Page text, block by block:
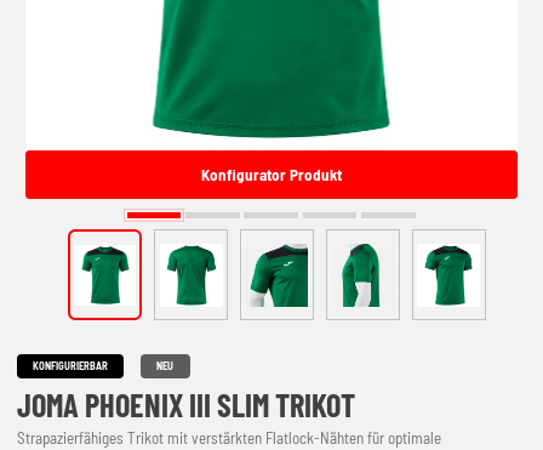
Konfigurator Produkt
KONFIGURIERBAR NEU
JOMA PHOENIX III SLIM TRIKOT
Strapazierfähiges Trikot mit verstärkten Flatlock-Nähten für optimale